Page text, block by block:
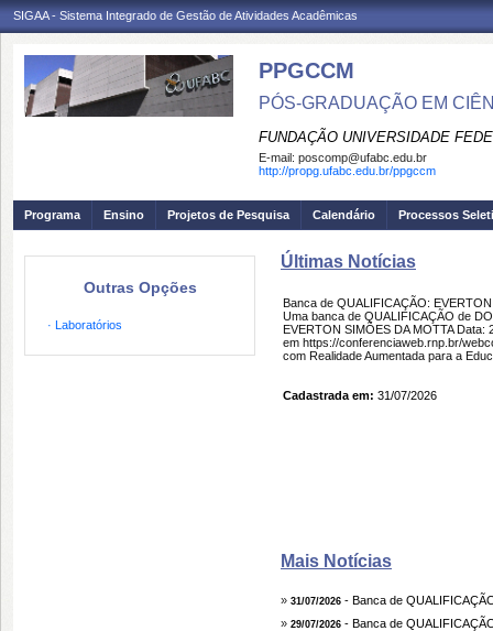
SIGAA - Sistema Integrado de Gestão de Atividades Acadêmicas
PPGCCM
PÓS-GRADUAÇÃO EM
FUNDAÇÃO UNIVERSIDADE
E-mail: poscomp@ufabc.edu.br
http://propg.ufabc.edu.br/ppgccm
Programa Ensino Projetos de Pesquisa Calendário Processos
Outras Opções
· Laboratórios
Últimas Notícias
Banca de QUALIFICAÇÃO:
Uma banca de QUALIFICAÇÃO de
EVERTON SIMÕES DA MOTTA
em https://conferenciaweb.rnp.br/
com Realidade Aumentada para a
Cadastrada em: 31/07/2026
Mais Notícias
» 31/07/2026 - Banca de
» 29/07/2026 - Banca de